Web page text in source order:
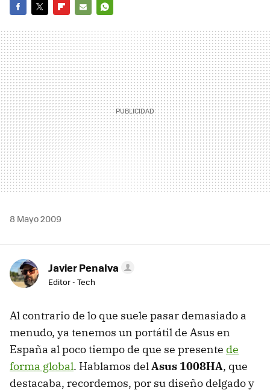
MAIL
8 Mayo 2009
Javier Penalva
Editor - Tech
Al contrario de lo que suele pasar demasiado a
menudo, ya tenemos un portátil de Asus en
España al poco tiempo de que se presente de
forma global. Hablamos delAsus 1008HA, que
destacaba, recordemos, por su diseño delgado y